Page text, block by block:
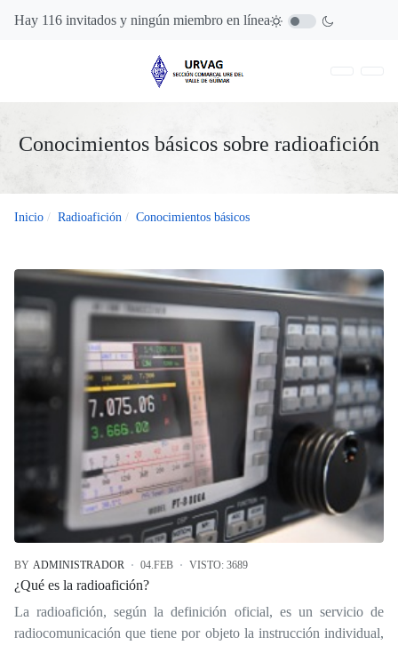
Hay 116 invitados y ningún miembro en línea
Conocimientos básicos sobre radioafición
Inicio Radioafición Conocimientos básicos
BY ADMINISTRADOR 04.FEB VISTO: 3689
¿Qué es la radioafición?
La radioafición, según la definición oficial, es un servicio de
radiocomunicación que tiene por objeto la instrucción individual,